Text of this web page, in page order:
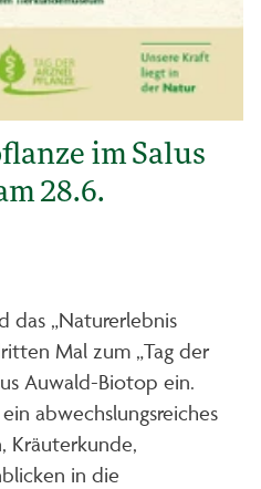
im Salus
28.6.
das „Naturerlebnis
Mal zum „Tag der
Auwald-Biotop ein.
abwechslungsreiches
Kräuterkunde,
in die